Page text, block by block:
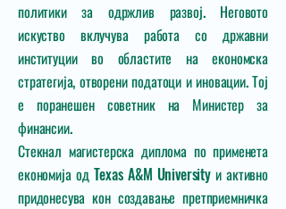
политики за одржлив развој. Неговото
искуство вклучува работа со државни
институции во областите на економска
стратегија, отворени податоци и иновации. Тој
е поранешен советник на Министер за
финансии.
Стекнал магистерска диплома по применета
економија од Texas A&M University и активно
придонесува кон создавање претприемничка